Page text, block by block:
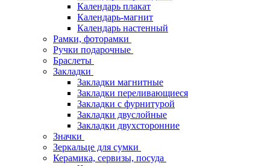
Календарь плакат
Календарь-магнит
Календарь настенный
Рамки, фоторамки
Ручки подарочные
Браслеты
Закладки
Закладки магнитные
Закладки переливающиеся
Закладки с фурнитурой
Закладки двуслойные
Закладки двухсторонние
Значки
Зеркальце для сумки
Керамика, сервизы, посуда